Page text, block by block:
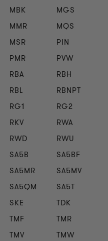
MBK
MGS
MMR
MQS
MSR
PIN
PMR
PVW
RBA
RBH
RBL
RBNPT
RG1
RG2
RKV
RWA
RWD
RWU
SA5B
SA5BF
SA5MR
SA5MV
SA5QM
SA5T
SKE
TDK
TMF
TMR
TMV
TMW